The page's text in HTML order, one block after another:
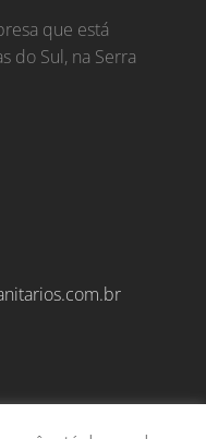
que está
do Sul, na Serra